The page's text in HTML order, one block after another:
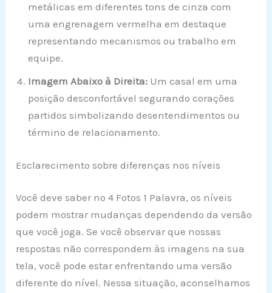
metálicas em diferentes tons de cinza com
uma engrenagem vermelha em destaque
representando mecanismos ou trabalho em
equipe.
Imagem Abaixo à Direita: Um casal em uma
posição desconfortável segurando corações
partidos simbolizando desentendimentos ou
término de relacionamento.
Esclarecimento sobre diferenças nos níveis
Você deve saber no 4 Fotos 1 Palavra, os níveis
podem mostrar mudanças dependendo da versão
que você joga. Se você observar que nossas
respostas não correspondem às imagens na sua
tela, você pode estar enfrentando uma versão
diferente do nível. Nessa situação, aconselhamos